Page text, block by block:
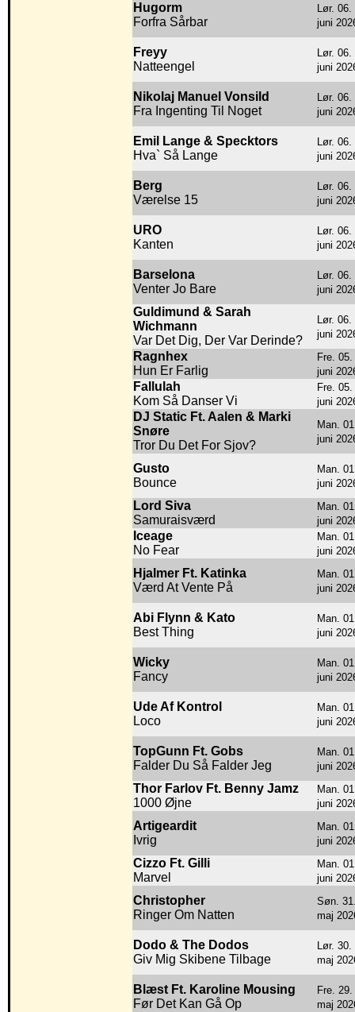
Hugorm
Forfra Sårbar
Lør. 06.
juni
Freyy
Natteengel
Lør. 06.
juni
Nikolaj Manuel Vonsild
Fra Ingenting Til Noget
Lør. 06.
juni
Emil Lange & Specktors
Hva` Så Lange
Lør. 06.
juni
Berg
Værelse 15
Lør. 06.
juni
URO
Kanten
Lør. 06.
juni
Barselona
Venter Jo Bare
Lør. 06.
juni
Guldimund & Sarah
Wichmann
Var Det Dig, Der Var Derinde?
Lør. 06.
juni
Ragnhex
Hun Er Farlig
Fre. 05.
juni
Fallulah
Kom Så Danser Vi
Fre. 05.
juni
DJ Static Ft. Aalen & Marki
Snøre
Tror Du Det For Sjov?
Man.
juni
Gusto
Bounce
Man.
juni
Lord Siva
Samuraisværd
Man.
juni
Iceage
No Fear
Man.
juni
Hjalmer Ft. Katinka
Værd At Vente På
Man.
juni
Abi Flynn & Kato
Best Thing
Man.
juni
Wicky
Fancy
Man.
juni
Ude Af Kontrol
Loco
Man.
juni
TopGunn Ft. Gobs
Falder Du Så Falder Jeg
Man.
juni
Thor Farlov Ft. Benny Jamz
1000 Øjne
Man.
juni
Artigeardit
Ivrig
Man.
juni
Cizzo Ft. Gilli
Marvel
Man.
juni
Christopher
Ringer Om Natten
Søn.
maj
Dodo & The Dodos
Giv Mig Skibene Tilbage
Lør. 30.
maj
Blæst Ft. Karoline Mousing
Før Det Kan Gå Op
Fre. 29.
maj